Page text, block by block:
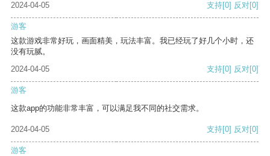
2024-04-05 支持[0] 反对[0]
游客
这款游戏非常好玩，画面精美，玩法丰富。我已经玩了好几个小时，还
没有玩腻。
2024-04-05
支持[0] 反对[0]
游客
这款app的功能非常丰富，可以满足我不同的社交需求。
2024-04-05 支持[0] 反对[0]
游客